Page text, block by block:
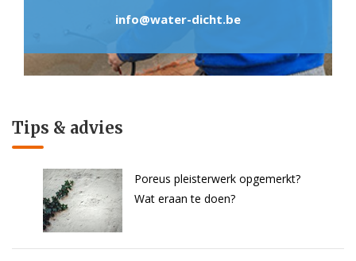
info@water-dicht.be
Tips & advies
Poreus pleisterwerk opgemerkt?
Wat eraan te doen?